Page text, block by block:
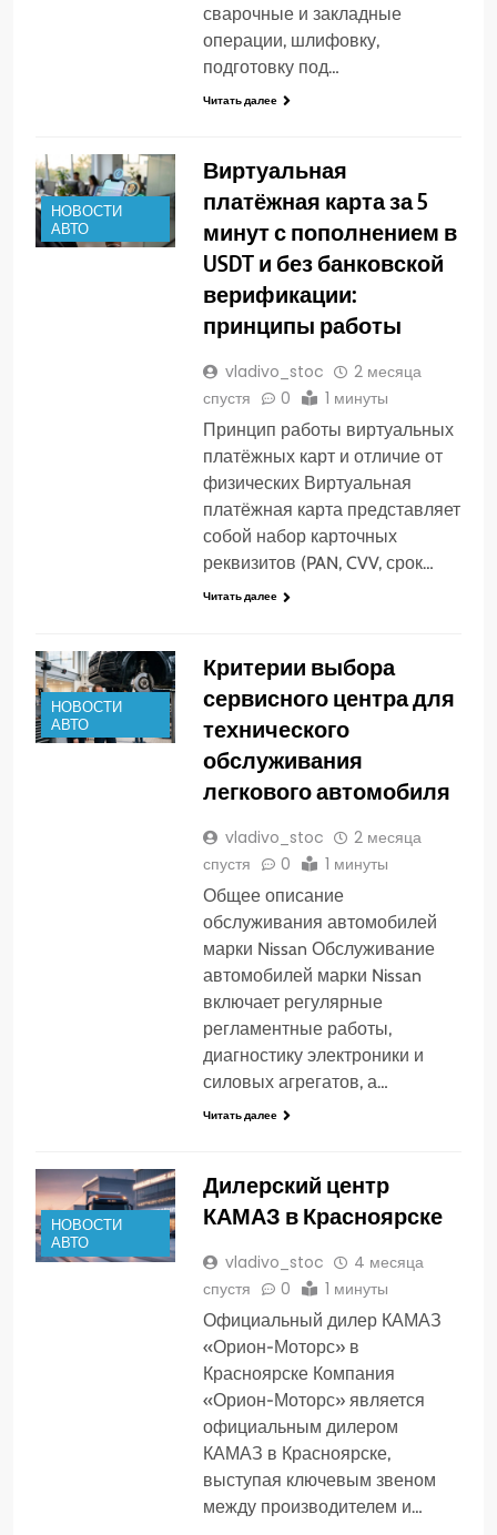
сварочные и закладные
операции, шлифовку,
подготовку под…
Читать далее
НОВОСТИ
АВТО
Виртуальная
платёжная карта за 5
минут с пополнением в
USDT и без банковской
верификации:
принципы работы
vladivo_stoc
2 месяца
спустя
0 1 минуты
Принцип работы виртуальных
платёжных карт и отличие от
физических Виртуальная
платёжная карта представляет
собой набор карточных
реквизитов (PAN, CVV, срок…
Читать далее
НОВОСТИ
АВТО
Критерии выбора
сервисного центра для
технического
обслуживания
легкового автомобиля
vladivo_stoc
2 месяца
спустя
0 1 минуты
Общее описание
обслуживания автомобилей
марки Nissan Обслуживание
автомобилей марки Nissan
включает регулярные
регламентные работы,
диагностику электроники и
силовых агрегатов, а…
Читать далее
НОВОСТИ
АВТО
Дилерский центр
КАМАЗ в Красноярске
vladivo_stoc
4 месяца
спустя
0 1 минуты
Официальный дилер КАМАЗ
«Орион-Моторс» в
Красноярске Компания
«Орион-Моторс» является
официальным дилером
КАМАЗ в Красноярске,
выступая ключевым звеном
между производителем и…